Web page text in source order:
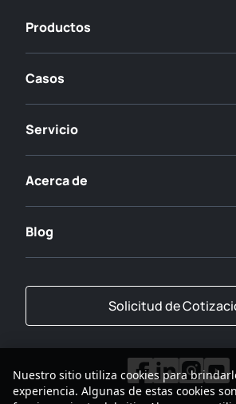
Productos
Casos
Servicio
Acerca de
Blog
Solicitud de
Nuestro sitio utiliza cookies para
experiencia. Algunas de estas cookies